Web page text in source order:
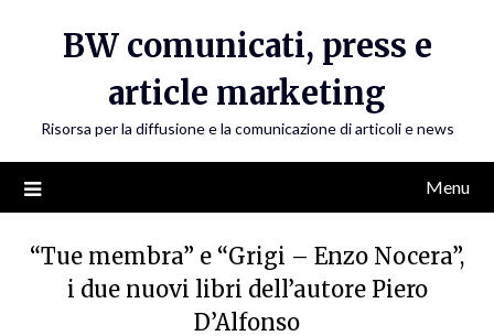
BW comunicati, press e
article marketing
Risorsa per la diffusione e la comunicazione di articoli e news
Menu
“Tue membra” e “Grigi – Enzo Nocera”,
i due nuovi libri dell’autore Piero
D’Alfonso